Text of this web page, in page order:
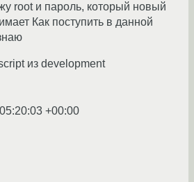
root и пароль, который новый
Как поступить в данной
из development
+00:00